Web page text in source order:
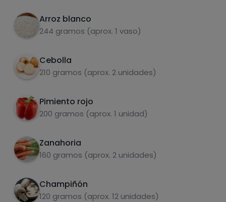
Arroz blanco
244 gramos (aprox. 1 vaso)
Cebolla
210 gramos (aprox. 2 unidades)
Pimiento rojo
200 gramos (aprox. 1 unidad)
Zanahoria
160 gramos (aprox. 2 unidades)
Champiñón
120 gramos (aprox. 12 unidades)
minutos a 100°C giro izquierdo veloc. 1
6
Añadimos el arroz y los champiñones, sal al
izquierdo veloc. 1
Azúcares
Grasas